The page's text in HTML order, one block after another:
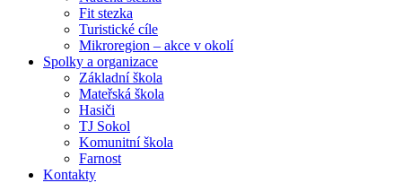
Fit stezka
Turistické cíle
Mikroregion – akce v okolí
Spolky a organizace
Základní škola
Mateřská škola
Hasiči
TJ Sokol
Komunitní škola
Farnost
Kontakty